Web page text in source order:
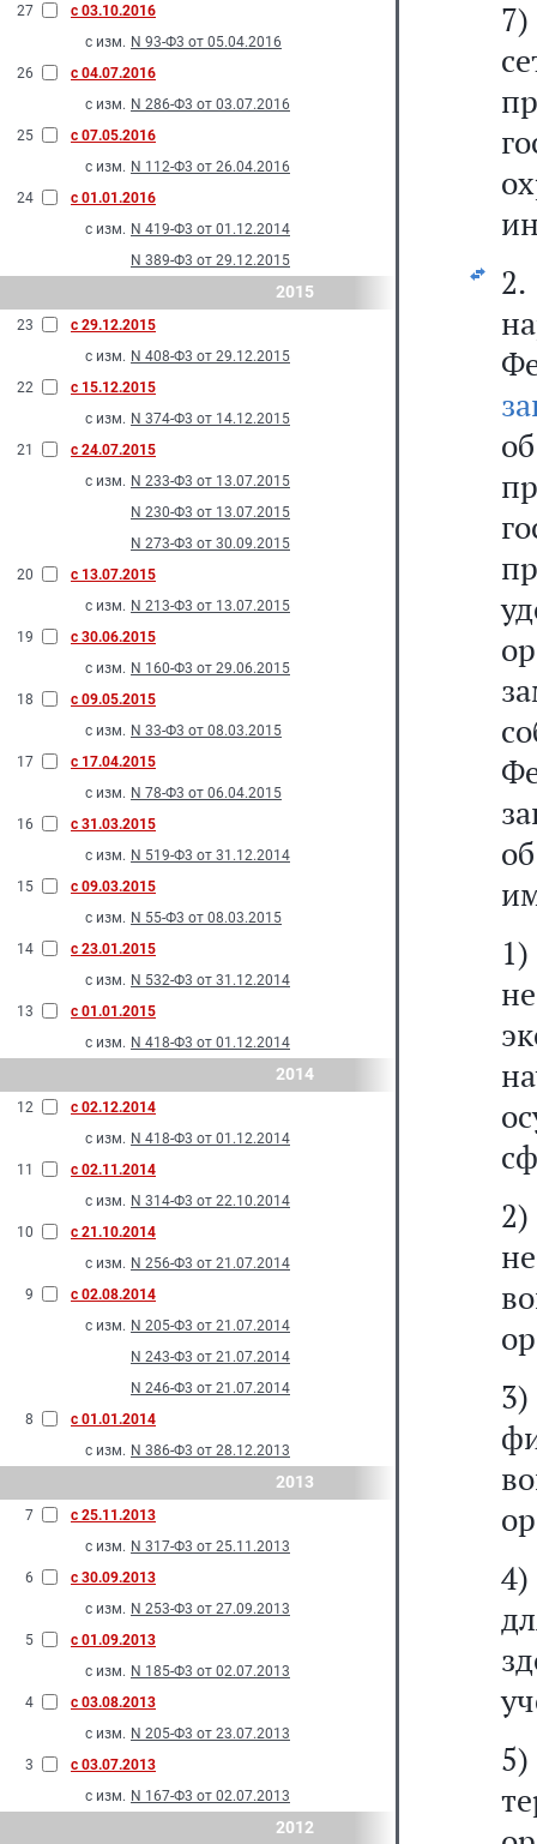
27
с 03.10.2016
с изм. N 93-Ф3 от 05.04.2016
26
с 04.07.2016
с изм. N 286-Ф3 от 03.07.2016
25
с 07.05.2016
с изм. N 112-Ф3 от 26.04.2016
24
с 01.01.2016
с изм. N 419-Ф3 от 01.12.2014
N 389-Ф3 от 29.12.2015
2015
23
с 29.12.2015
с изм. N 408-Ф3 от 29.12.2015
22
с 15.12.2015
с изм. N 374-Ф3 от 14.12.2015
21
с 24.07.2015
с изм. N 233-Ф3 от 13.07.2015
N 230-Ф3 от 13.07.2015
N 273-Ф3 от 30.09.2015
20
с 13.07.2015
с изм. N 213-Ф3 от 13.07.2015
19
с 30.06.2015
с изм. N 160-Ф3 от 29.06.2015
18
с 09.05.2015
с изм. N 33-Ф3 от 08.03.2015
17
с 17.04.2015
с изм. N 78-Ф3 от 06.04.2015
16
с 31.03.2015
с изм. N 519-Ф3 от 31.12.2014
15
с 09.03.2015
с изм. N 55-Ф3 от 08.03.2015
14
с 23.01.2015
с изм. N 532-Ф3 от 31.12.2014
13
с 01.01.2015
с изм. N 418-Ф3 от 01.12.2014
2014
12
с 02.12.2014
с изм. N 418-Ф3 от 01.12.2014
11
с 02.11.2014
с изм. N 314-Ф3 от 22.10.2014
10
с 21.10.2014
с изм. N 256-Ф3 от 21.07.2014
9
с 02.08.2014
с изм. N 205-Ф3 от 21.07.2014
N 243-Ф3 от 21.07.2014
N 246-Ф3 от 21.07.2014
8
с 01.01.2014
с изм. N 386-Ф3 от 28.12.2013
2013
7
с 25.11.2013
с изм. N 317-Ф3 от 25.11.2013
6
с 30.09.2013
с изм. N 253-Ф3 от 27.09.2013
5
с 01.09.2013
с изм. N 185-Ф3 от 02.07.2013
4
с 03.08.2013
с изм. N 205-Ф3 от 23.07.2013
3
с 03.07.2013
с изм. N 167-Ф3 от 02.07.2013
2012